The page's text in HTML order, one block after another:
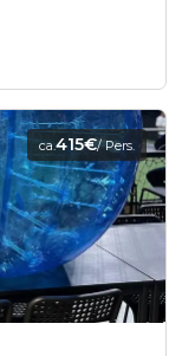
ca.415€/ Pers.